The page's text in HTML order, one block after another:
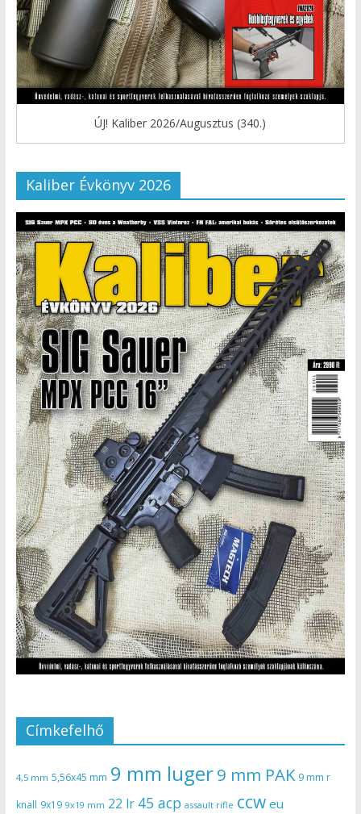
ÚJ! Kaliber 2026/Augusztus (340.)
Kaliber Évkönyv 2026
Címkefelhő
4,5 mm 5,56x45 mm 9 mm luger9 mm PAK 9 mm r
knall 9x19 9x19 mm 22 lr 45 acp assault rifle ccw eu